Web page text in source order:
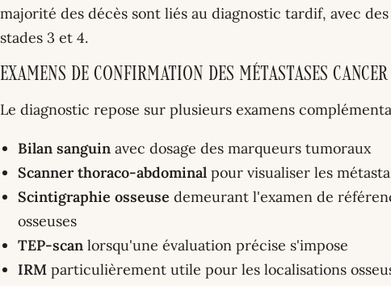
majorité des décès sont liés au diagnostic tardif, avec
stades 3 et 4.
Examens de confirmation des métastases cancer
Le diagnostic repose sur plusieurs examens
Bilan sanguin avec dosage des marqueurs tumoraux
Scanner thoraco-abdominal pour visualiser les
Scintigraphie osseuse demeurant l'examen de
osseuses
TEP-scan lorsqu'une évaluation précise s'impose
IRM particulièrement utile pour les localisations